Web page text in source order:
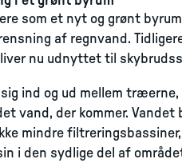
som et nyt og grønt
af regnvand.
nu udnyttet til
ind og ud mellem
vand, der kommer.
mindre
i den sydlige del af